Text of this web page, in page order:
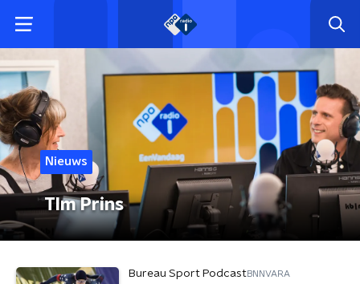
Nieuws
TIm Prins
Bureau Sport PodcastBNNVARA